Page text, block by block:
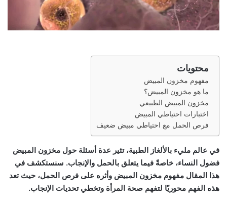
محتويات
مفهوم مخزون المبيض
ما هو مخزون المبيض؟
مخزون المبيض الطبيعي
اختبارات احتياطي المبيض
فرص الحمل مع احتياطي مبيض ضعيف
في عالم مليء بالألغاز الطبية، تثير عدة أسئلة حول مخزون المبيض
فضول النساء، خاصةً فيما يتعلق بالحمل والإنجاب. سنستكشف في
هذا المقال مفهوم مخزون المبيض وأثره على فرص الحمل، حيث تعد
هذه الفهم محوريًا لتفهم صحة المرأة وتخطي تحديات الإنجاب.